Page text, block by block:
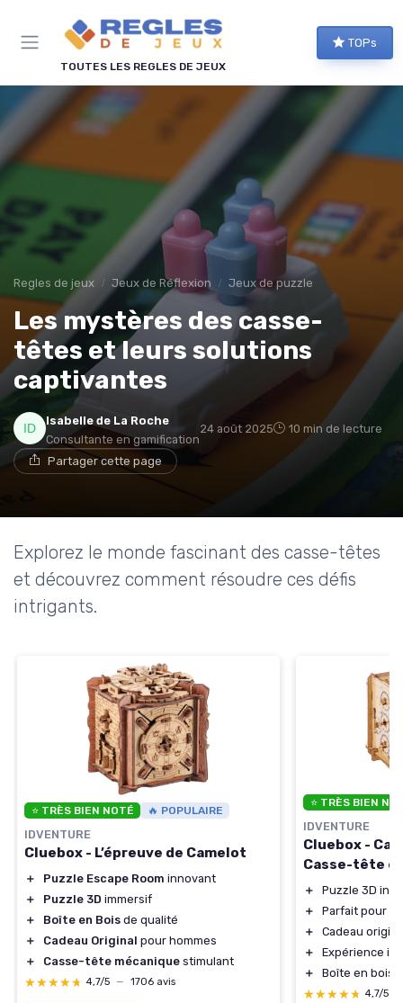
TOUTES LES REGLES DE JEUX
TOPs
Regles de jeux Jeux de Réflexion Jeux de puzzle
Les mystères des casse-
têtes et leurs solutions
captivantes
Isabelle de La Roche
Consultante en gamification
24 août 2025 10 min de lecture
Partager cette page
Explorez le monde fascinant des casse-têtes
et découvrez comment résoudre ces défis
intrigants.
⭐ TRÈS BIEN NOTÉ 🔥 POPULAIRE
IDVENTURE
Cluebox - L’épreuve de Camelot
＋ Puzzle Escape Room innovant
＋
Puzzle 3D immersif
＋
Boîte en Bois de qualité
＋
Cadeau Original pour hommes
＋
Casse-tête mécanique stimulant
★★★★★
★★★★★ 4,7/5 — 1706 avis
⭐ TRÈS BIEN
IDVENTURE
Cluebox -
Casse-tête
＋
Puzzle 3D
＋
Parfait pour
＋
Cadeau
＋
Expérience
＋
Boîte en bois
★★★★★
★★★★★ 4,7/5